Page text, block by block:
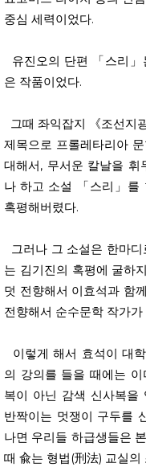
중심 세력이었다.
유진오의 단편 「스리」
은 작품이었다.
그때 좌익잡지 《조선지
제목으로 프롤레타리아
대해서, 무서운 칼날을
나 하고 소설 「스리」를
혹평해버렸다.
그러나 그 소설은 한마
는 김기진의 혹평에 굴하
덧 전향해서 이효석과 함
전향해서 순수문학 작가가
이렇게 해서 효석이 대
의 강의를 들을 때에는
복이 아닌 감색 신사복을
반짝이는 멋쟁이 구두를
나면 우리들 하급생들은
때 兪는 형법(刑法) 교실